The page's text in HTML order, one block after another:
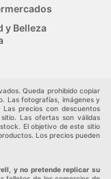
y Belleza
Queda prohibido copiar
Las fotografías, imágenes y
precios con descuentos
Las ofertas son válidas
El objetivo de este sitio
Los precios pueden
y no pretende replicar su